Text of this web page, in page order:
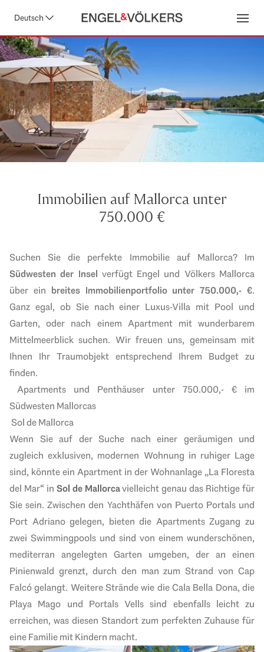
Deutsch
Immobilien auf Mallorca unter
750.000 €
Suchen Sie die perfekte Immobilie auf Mallorca? Im
Südwesten der Insel verfügt Engel und Völkers Mallorca
über ein breites Immobilienportfolio unter 750.000,- €.
Ganz egal, ob Sie nach einer Luxus-Villa mit Pool und
Garten, oder nach einem Apartment mit wunderbarem
Mittelmeerblick suchen. Wir freuen uns, gemeinsam mit
Ihnen Ihr Traumobjekt entsprechend Ihrem Budget zu
finden.
Apartments und Penthäuser unter 750.000,- € im
Südwesten Mallorcas
Sol de Mallorca
Wenn Sie auf der Suche nach einer geräumigen und
zugleich exklusiven, modernen Wohnung in ruhiger Lage
sind, könnte ein Apartment in der Wohnanlage „La Floresta
del Mar“ in Sol de Mallorcavielleicht genau das Richtige für
Sie sein. Zwischen den Yachthäfen von Puerto Portals und
Port Adriano gelegen, bieten die Apartments Zugang zu
zwei Swimmingpools und sind von einem wunderschönen,
mediterran angelegten Garten umgeben, der an einen
Pinienwald grenzt, durch den man zum Strand von Cap
Falcó gelangt. Weitere Strände wie die Cala Bella Dona, die
Playa Mago und Portals Vells sind ebenfalls leicht zu
erreichen, was diesen Standort zum perfekten Zuhause für
eine Familie mit Kindern macht.